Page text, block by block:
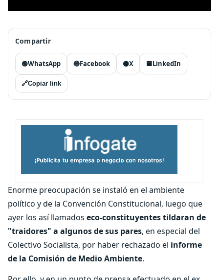
Compartir
🟢WhatsApp 🔵Facebook ⚫X 🟦LinkedIn
🔗Copiar link
Enorme preocupación se instaló en el ambiente
político y de la Convención Constitucional, luego que
ayer los así llamados eco-constituyentes tildaran de
"traidores" a algunos de sus pares, en especial del
Colectivo Socialista, por haber rechazado el informe
de la Comisión de Medio Ambiente.